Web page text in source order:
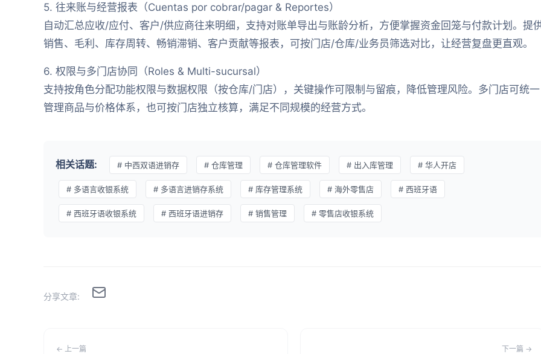
5. 往来账与经营报表（Cuentas por cobrar/pagar & Reportes）
自动汇总应收/应付、客户/供应商往来明细，支持对账单导出与账龄分析，方便掌握资金回笼与付款计划。提
销售、毛利、库存周转、畅销滞销、客户贡献等报表，可按门店/仓库/业务员筛选对比，让经营复盘更直观。
6. 权限与多门店协同（Roles & Multi-sucursal）
支持按角色分配功能权限与数据权限（按仓库/门店），关键操作可限制与留痕，降低管理风险。多门店可统一
管理商品与价格体系，也可按门店独立核算，满足不同规模的经营方式。
相关话题: # 中西双语进销存 # 仓库管理 # 仓库管理软件 # 出入库管理 # 华人开店
# 多语言收银系统 # 多语言进销存系统 # 库存管理系统 # 海外零售店 # 西班牙语
# 西班牙语收银系统 # 西班牙语进销存 # 销售管理 # 零售店收银系统
分享文章:
← 上一篇 下一篇 →